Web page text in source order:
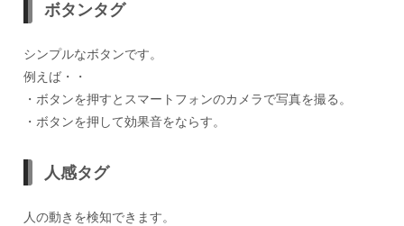
ボタンタグ
シンプルなボタンです。
例えば・・
・ボタンを押すとスマートフォンのカメラで写真を撮る。
・ボタンを押して効果音をならす。
人感タグ
人の動きを検知できます。